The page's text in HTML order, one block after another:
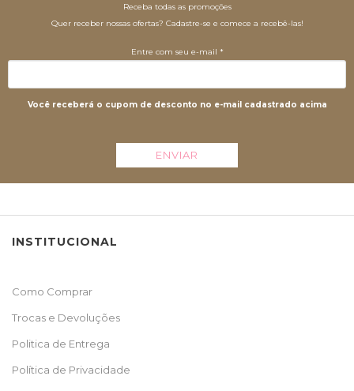
Receba todas as promoções
Quer receber nossas ofertas? Cadastre-se e comece a recebê-las!
Entre com seu e-mail *
Você receberá o cupom de desconto no e-mail cadastrado acima
ENVIAR
INSTITUCIONAL
Como Comprar
Trocas e Devoluções
Politica de Entrega
Política de Privacidade